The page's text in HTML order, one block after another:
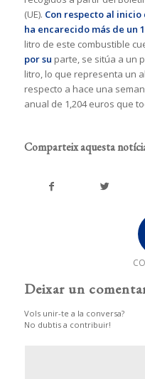
(UE). Con respecto al inicio
ha encarecido más de un
litro de este combustible
por su parte, se sitúa a un
litro, lo que representa un
respecto a hace una
anual de 1,204 euros que
Comparteix aquesta
Deixar un
Vols unir-te a la conversa?
No dubtis a contribuir!